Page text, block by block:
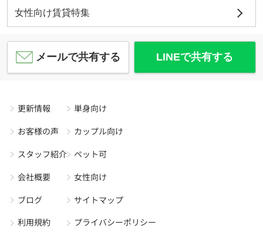
女性向け賃貸特集
メールで共有する LINEで共有する
更新情報
お客様の声
スタッフ紹介
会社概要
ブログ
利用規約
単身向け
カップル向け
ペット可
女性向け
サイトマップ
プライバシーポリシー